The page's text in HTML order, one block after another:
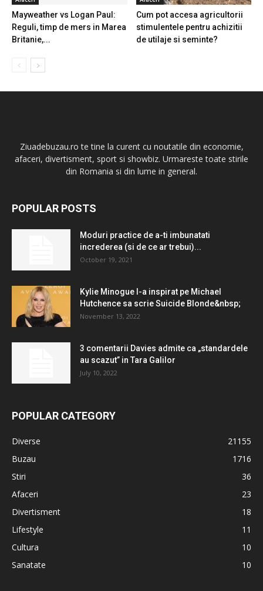
Mayweather vs Logan Paul:
Reguli, timp de mers in Marea
Britanie,...
Cum pot accesa agricultorii
stimulentele pentru achizitii
de utilaje si seminte?
Ziuadebuzau.ro te tine la curent cu noutatile din economie,
afaceri, divertisment, sport si showbiz. Urmareste toate stirile
din Romania si din lume in general.
POPULAR POSTS
Moduri practice de a-ti imbunatati
increderea (si de ce ar trebui)...
October 19, 2021
Kylie Minogue l-a inspirat pe Michael
Hutchence sa scrie Suicide Blonde&nbsp;
November 13, 2022
3 comentarii Davies admite ca „standardele
au scazut” in Tara Galilor
July 10, 2022
POPULAR CATEGORY
Diverse
21155
Buzau
1716
Stiri
36
Afaceri
23
Divertisment
18
Lifestyle
11
Cultura
10
Sanatate
10